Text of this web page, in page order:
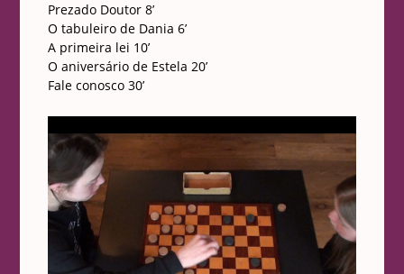
Prezado Doutor 8’
O tabuleiro de Dania 6’
A primeira lei 10’
O aniversário de Estela 20’
Fale conosco 30’